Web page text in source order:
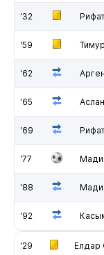
'32
'59
'62
'65
'69
'77
'88
'92
'29 Елдар